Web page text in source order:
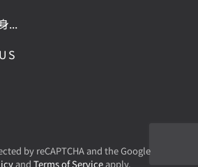
...
by reCAPTCHA and the Google
and Terms of Serviceapply.